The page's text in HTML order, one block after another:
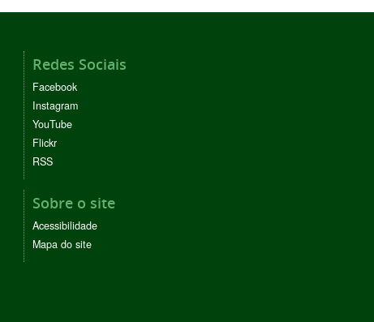
Redes Sociais
Facebook
Instagram
YouTube
Flickr
RSS
Sobre o site
Acessibilidade
Mapa do site